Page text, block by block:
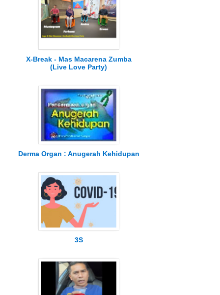
X-Break - Mas Macarena Zumba
(Live Love Party)
Derma Organ : Anugerah Kehidupan
3S